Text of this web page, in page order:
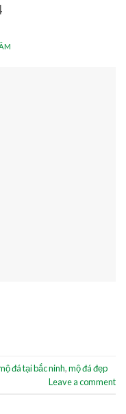
đá tại bắc ninh,mộ đá đẹp
Leave a comment